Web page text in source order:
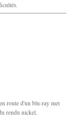
route d'un blu-ray met
rendu nickel.